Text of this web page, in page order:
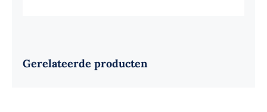
Gerelateerde producten